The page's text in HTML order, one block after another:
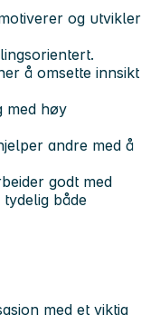
og utvikler
å omsette innsikt
med høy
andre med å
godt med
både
med et viktig